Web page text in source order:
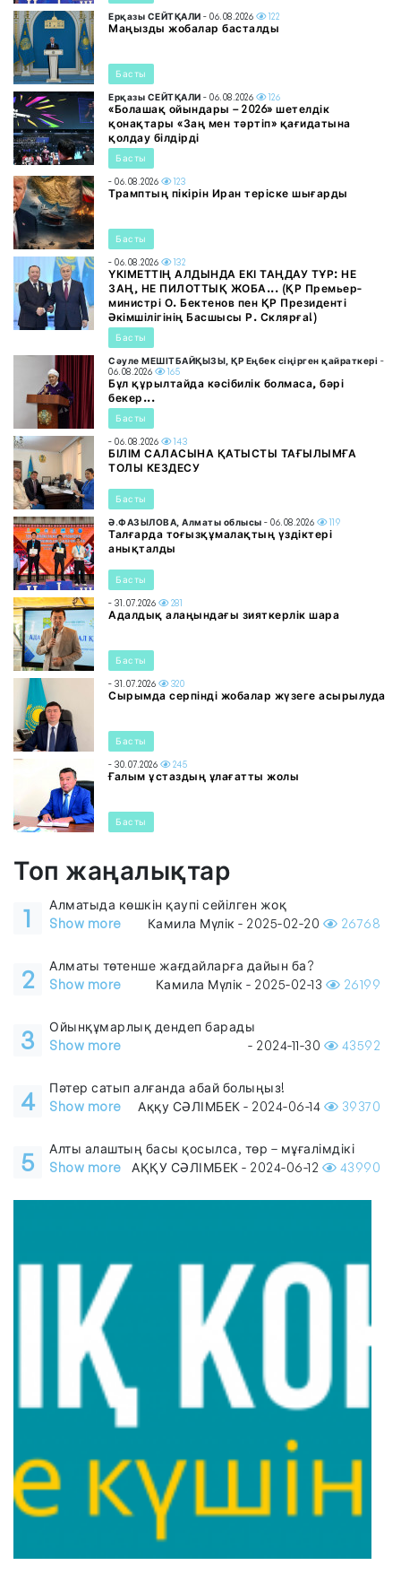
Ерқазы СЕЙТҚАЛИ - 06.08.2026 122
Маңызды жобалар басталды
Басты
Ерқазы СЕЙТҚАЛИ - 06.08.2026 126
«Болашақ ойындары – 2026» шетелдік
қонақтары «Заң мен тәртіп» қағидатына
қолдау білдірді
Басты
- 06.08.2026 123
Трамптың пікірін Иран теріске шығарды
Басты
- 06.08.2026 132
ҮКІМЕТТІҢ АЛДЫНДА ЕКІ ТАҢДАУ ТҰР: НЕ
ЗАҢ, НЕ ПИЛОТТЫҚ ЖОБА... (ҚР Премьер-
министрі О. Бектенов пен ҚР Президенті
Әкімшілігінің Басшысы Р. Склярға!)
Басты
Сәуле МЕШІТБАЙҚЫЗЫ, ҚР Еңбек сіңірген қайраткері -
06.08.2026
165
Бұл құрылтайда кәсібилік болмаса, бәрі
бекер...
Басты
- 06.08.2026 143
БІЛІМ САЛАСЫНА ҚАТЫСТЫ ТАҒЫЛЫМҒА
ТОЛЫ КЕЗДЕСУ
Басты
Ә.ФАЗЫЛОВА, Алматы облысы - 06.08.2026 119
Талғарда тоғызқұмалақтың үздіктері
анықталды
Басты
- 31.07.2026 281
Адалдық алаңындағы зияткерлік шара
Басты
- 31.07.2026 320
Сырымда серпінді жобалар жүзеге асырылуда
Басты
- 30.07.2026 245
Ғалым ұстаздың ұлағатты жолы
Басты
Топ жаңалықтар
1
Алматыда көшкін қаупі сейілген жоқ
Show more
Камила Мүлік - 2025-02-20 26768
2
Алматы төтенше жағдайларға дайын ба?
Show more
Камила Мүлік - 2025-02-13 26199
3
Ойынқұмарлық дендеп барады
Show more
- 2024-11-30 43592
4
Пәтер сатып алғанда абай болыңыз!
Show more
Аққу СӘЛІМБЕК - 2024-06-14 39370
5
Алты алаштың басы қосылса, төр – мұғалімдікі
Show more
АҚҚУ СӘЛІМБЕК - 2024-06-12 43990